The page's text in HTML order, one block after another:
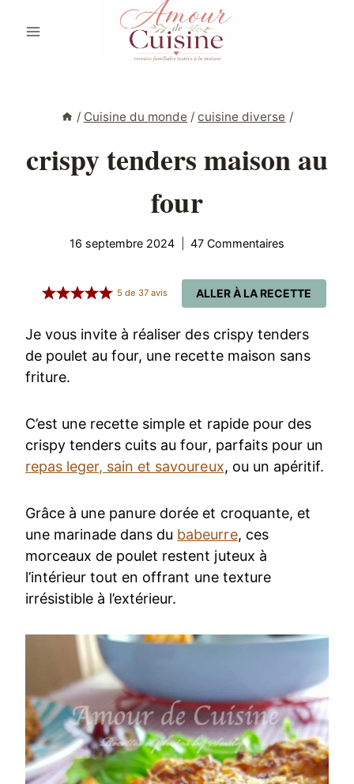
/ Cuisine du monde / cuisine diverse /
crispy tenders maison au
four
16 septembre 2024 47 Commentaires
ALLER À LA RECETTE
5 de 37 avis
Je vous invite à réaliser des crispy tenders
de poulet au four, une recette maison sans
friture.
C’est une recette simple et rapide pour des
crispy tenders cuits au four, parfaits pour un
repas leger, sain et savoureux, ou un apéritif.
Grâce à une panure dorée et croquante, et
une marinade dans du babeurre, ces
morceaux de poulet restent juteux à
l’intérieur tout en offrant une texture
irrésistible à l’extérieur.